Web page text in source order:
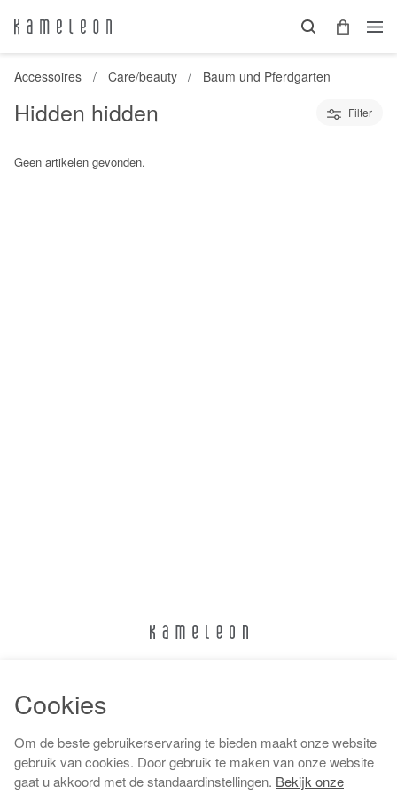
Accessoires Care/beauty Baum und Pferdgarten
Hidden hidden Filter
Geen artikelen gevonden.
Algemene voorwaarden
Cookies
Om de beste gebruikerservaring te bieden maakt onze website
gebruik van cookies. Door gebruik te maken van onze website
gaat u akkoord met de standaardinstellingen. Bekijk onze